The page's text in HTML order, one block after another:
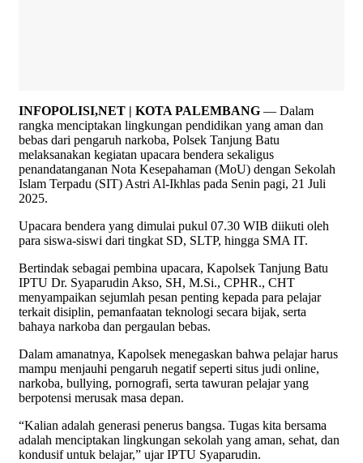
INFOPOLISI,NET | KOTA PALEMBANG — Dalam
rangka menciptakan lingkungan pendidikan yang aman dan
bebas dari pengaruh narkoba, Polsek Tanjung Batu
melaksanakan kegiatan upacara bendera sekaligus
penandatanganan Nota Kesepahaman (MoU) dengan Sekolah
Islam Terpadu (SIT) Astri Al-Ikhlas pada Senin pagi, 21 Juli
2025.
Upacara bendera yang dimulai pukul 07.30 WIB diikuti oleh
para siswa-siswi dari tingkat SD, SLTP, hingga SMA IT.
Bertindak sebagai pembina upacara, Kapolsek Tanjung Batu
IPTU Dr. Syaparudin Akso, SH, M.Si., CPHR., CHT
menyampaikan sejumlah pesan penting kepada para pelajar
terkait disiplin, pemanfaatan teknologi secara bijak, serta
bahaya narkoba dan pergaulan bebas.
Dalam amanatnya, Kapolsek menegaskan bahwa pelajar harus
mampu menjauhi pengaruh negatif seperti situs judi online,
narkoba, bullying, pornografi, serta tawuran pelajar yang
berpotensi merusak masa depan.
“Kalian adalah generasi penerus bangsa. Tugas kita bersama
adalah menciptakan lingkungan sekolah yang aman, sehat, dan
kondusif untuk belajar,” ujar IPTU Syaparudin.